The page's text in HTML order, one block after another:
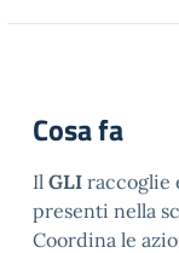
Cosa fa
Il GLI raccoglie
presenti nella
Coordina le